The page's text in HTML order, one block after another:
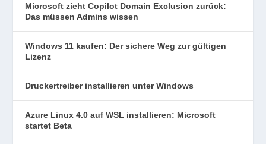
Microsoft zieht Copilot Domain Exclusion zurück:
Das müssen Admins wissen
Windows 11 kaufen: Der sichere Weg zur gültigen
Lizenz
Druckertreiber installieren unter Windows
Azure Linux 4.0 auf WSL installieren: Microsoft
startet Beta